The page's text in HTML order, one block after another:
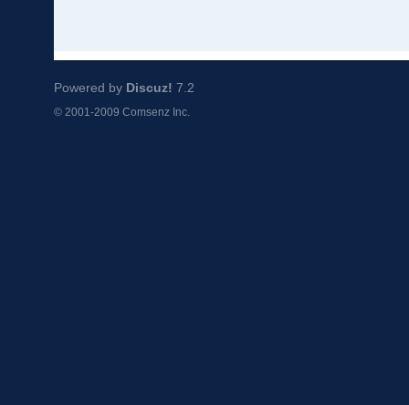
Powered by Discuz! 7.2
© 2001-2009 Comsenz Inc.